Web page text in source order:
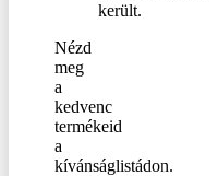
Nézd
meg
a
kedvenc
termékeid
a
kívánságlistádon.